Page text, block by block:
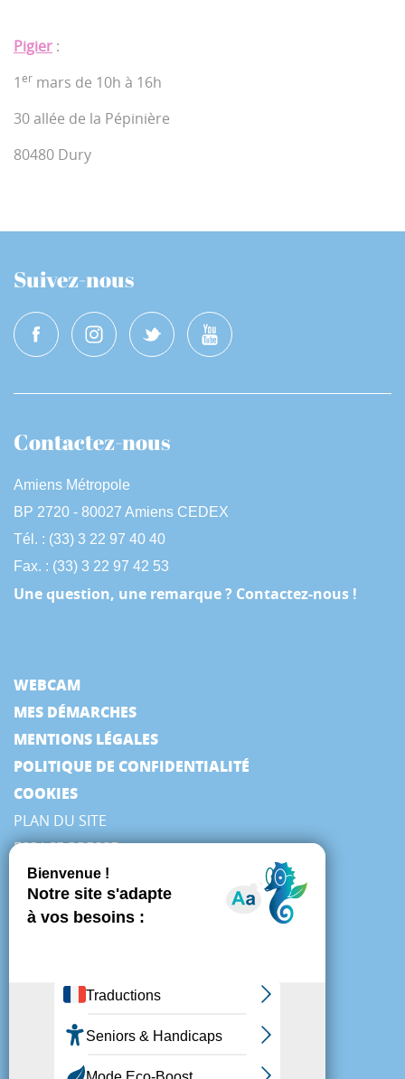
Pigier :
1er mars de 10h à 16h
30 allée de la Pépinière
80480 Dury
Suivez-nous
Contactez-nous
Amiens Métropole
BP 2720 - 80027 Amiens CEDEX
Tél. : (33) 3 22 97 40 40
Fax. : (33) 3 22 97 42 53
Une question, une remarque ? Contactez-nous !
WEBCAM
MES DÉMARCHES
MENTIONS LÉGALES
POLITIQUE DE CONFIDENTIALITÉ
COOKIES
PLAN DU SITE
ESPACE PRESSE